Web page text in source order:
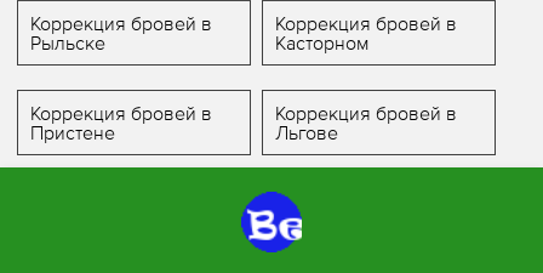
Коррекция бровей в
Рыльске
Коррекция бровей в
Касторном
Коррекция бровей в
Пристене
Коррекция бровей в
Льгове